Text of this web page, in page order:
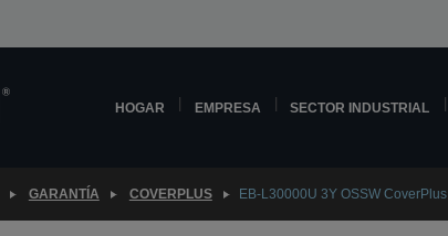
HOGAR EMPRESA SECTOR INDUSTRIAL
GARANTÍA COVERPLUS EB-L30000U 3Y OSSW CoverPlus